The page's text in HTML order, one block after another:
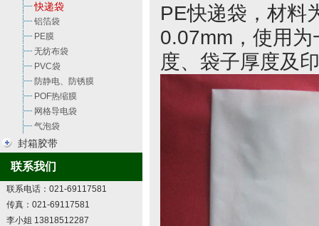
快递袋
铝箔袋
PE膜
无纺布袋
PVC袋
防静电、防锈膜
POF热缩膜
网格导电袋
气泡袋
封箱胶带
联系我们
联系电话：021-69117581
传真：021-69117581
李小姐 13818512287
PE快递袋，材料
0.07mm，使用
度、袋子厚度及